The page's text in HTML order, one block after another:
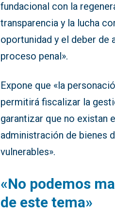
fundacional con la
transparencia y la lucha
oportunidad y el deber de
proceso penal».
Expone que «la
permitirá fiscalizar la
garantizar que no existan
administración de bienes
vulnerables».
«No podemos
de este tema»